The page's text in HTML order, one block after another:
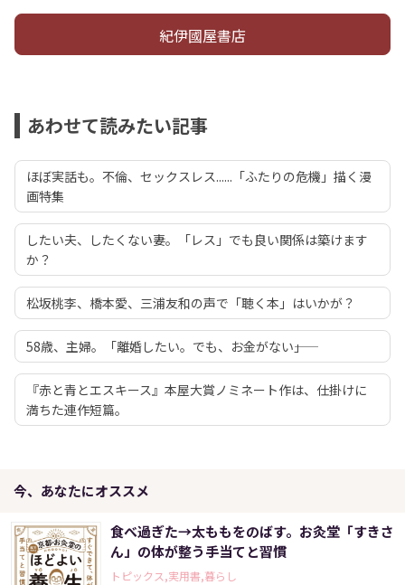
紀伊國屋書店
あわせて読みたい記事
ほぼ実話も。不倫、セックスレス......「ふたりの危機」描く漫
画特集
したい夫、したくない妻。「レス」でも良い関係は築けます
か？
松坂桃李、橋本愛、三浦友和の声で「聴く本」はいかが？
58歳、主婦。「離婚したい。でも、お金がない――」
『赤と青とエスキース』本屋大賞ノミネート作は、仕掛けに
満ちた連作短篇。
今、あなたにオススメ
食べ過ぎた→太ももをのばす。お灸堂「すきさ
ん」の体が整う手当てと習慣
トピックス,実用書,暮らし